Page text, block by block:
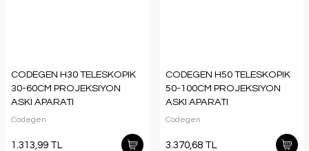
CODEGEN H30 TELESKOPIK
30-60CM PROJEKSIYON
ASKI APARATI
Codegen
1.313,99 TL
CODEGEN H50 TELESKOPIK
50-100CM PROJEKSIYON
ASKI APARATI
Codegen
3.370,68 TL